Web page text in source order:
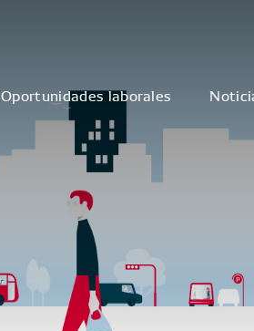
Oportunidades laborales